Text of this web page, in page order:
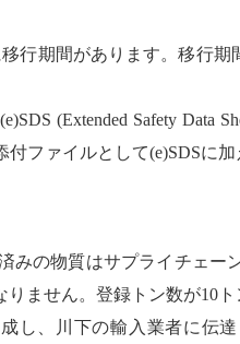
行期間があります。移行期
(e)SDS (Extended Safety Data
付ファイルとして(e)SDSに加
みの物質はサプライチェー
りません。登録トン数が10
し、川下の輸入業者に伝